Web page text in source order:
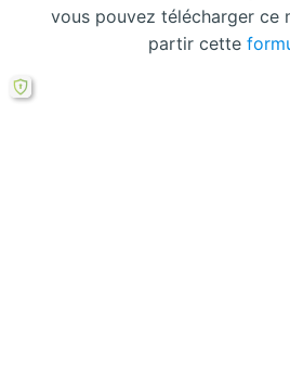
vous pouvez télécharger ce
partir cette